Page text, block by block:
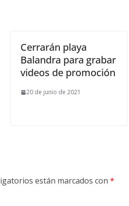
Cerrarán playa
Balandra para grabar
videos de promoción
20 de junio de 2021
están marcados con *